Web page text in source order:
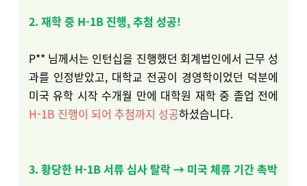
2. 재학 중 H-1B 진행, 추첨 성공!
P** 님께서는 인턴십을 진행했던 회계법인에서 근무 성
과를 인정받았고, 대학교 전공이 경영학이었던 덕분에
미국 유학 시작 수개월 만에 대학원 재학 중 졸업 전에
H-1B 진행이 되어 추첨까지 성공하셨습니다.
3. 황당한 H-1B 서류 심사 탈락 → 미국 체류 기간 촉박